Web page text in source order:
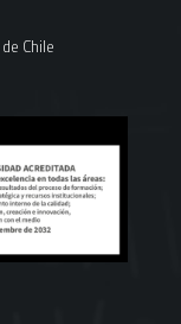
Chile